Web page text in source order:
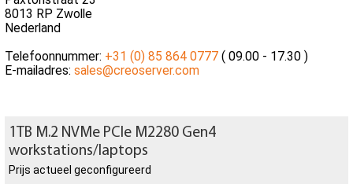
8013 RP Zwolle
Nederland
Telefoonnummer: +31 (0) 85 864 0777 ( 09.00 - 17.30 )
E-mailadres: sales@creoserver.com
1TB M.2 NVMe PCle M2280 Gen4
workstations/laptops
Prijs actueel geconfigureerd